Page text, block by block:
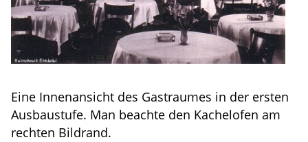
Eine Innenansicht des Gastraumes in der ersten
Ausbaustufe. Man beachte den Kachelofen am
rechten Bildrand.